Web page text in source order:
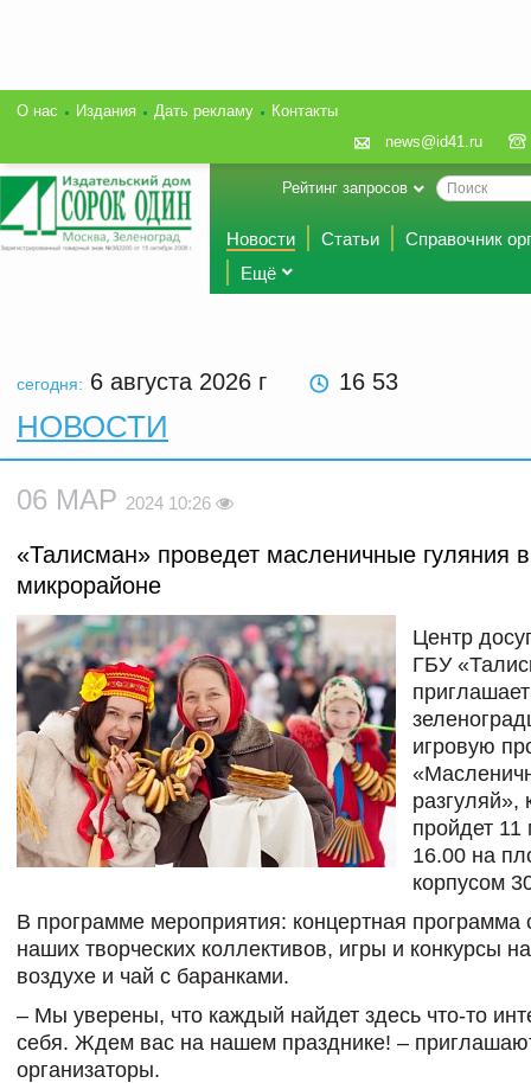
О нас Издания Дать рекламу
Контакты
news@id41.ru
Рейтинг запросов
Новости Статьи
Справочник
Ещё
сегодня: 6 августа 2026 г 16:53
НОВОСТИ
06 МАР 2024 10:26
«Талисман» проведет масленичные гуляния
микрорайоне
Центр
ГБУ
приглашает
игровую
разгуляй»,
пройдет 11
16.00 на
корпусом
В программе мероприятия: концертная программа
наших творческих коллективов, игры и конкурсы
воздухе и чай с баранками.
– Мы уверены, что каждый найдет здесь что-то
себя. Ждем вас на нашем празднике! –
организаторы.